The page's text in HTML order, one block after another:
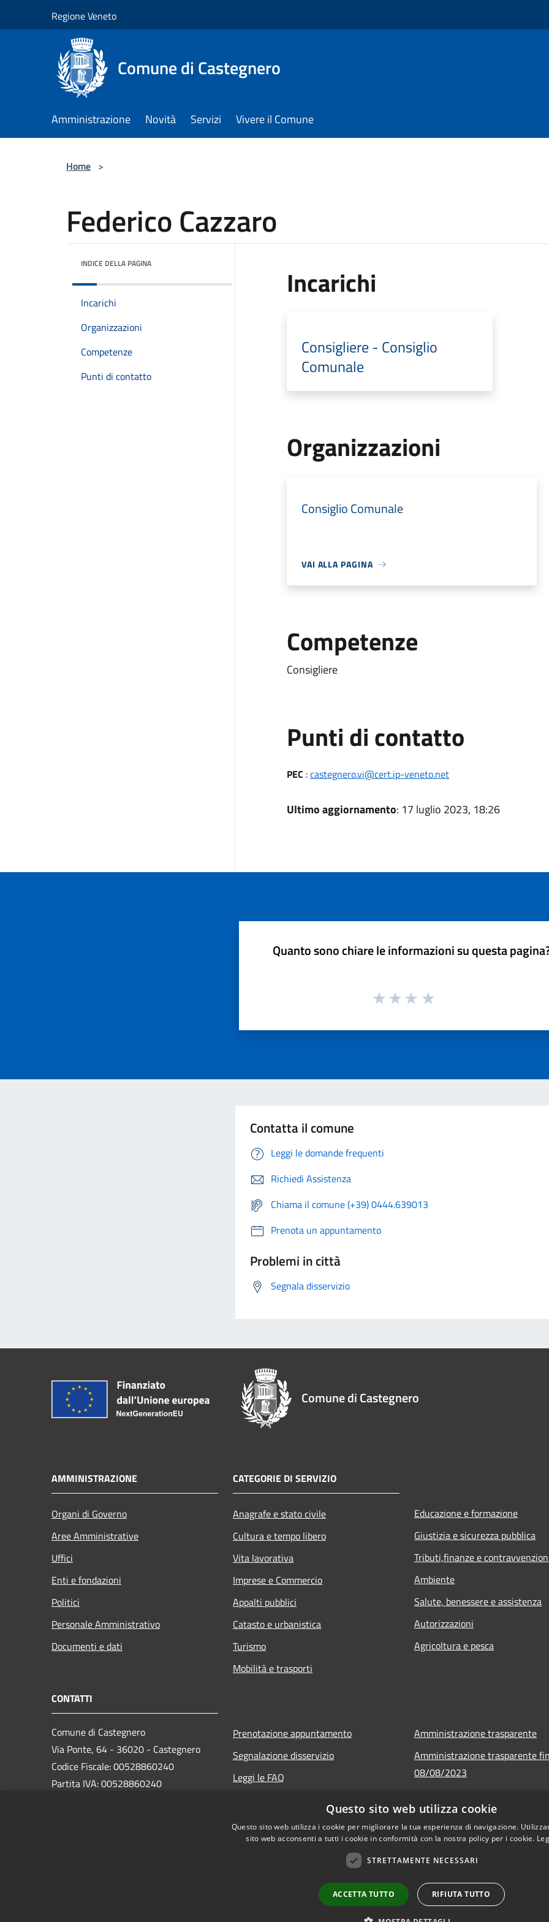
Regione Veneto
Comune di Castegnero
Amministrazione Novità Servizi Vivere il Comune
Home >
Federico Cazzaro
INDICE DELLA PAGINA
Incarichi
Organizzazioni
Competenze
Punti di contatto
Incarichi
Consigliere - Consiglio
Comunale
Organizzazioni
Consiglio Comunale
VAI ALLA PAGINA
Competenze
Consigliere
Punti di contatto
PEC :castegnero.vi@cert.ip-veneto.net
Ultimo aggiornamento: 17 luglio 2023, 18:26
Quanto sono chiare le informazioni su questa
Contatta il comune
Leggi le domande frequenti
Richiedi Assistenza
Chiama il comune (+39) 0444.639013
Prenota un appuntamento
Problemi in città
Segnala disservizio
Comune di Castegnero
AMMINISTRAZIONE
Organi di Governo
Aree Amministrative
Uffici
Enti e fondazioni
Politici
Personale Amministrativo
Documenti e dati
CATEGORIE DI SERVIZIO
Anagrafe e stato civile
Cultura e tempo libero
Vita lavorativa
Imprese e Commercio
Appalti pubblici
Catasto e urbanistica
Turismo
Mobilità e trasporti
Educazione e formazione
Giustizia e sicurezza pubblica
Tributi,finanze e
Ambiente
Salute, benessere e assistenza
Autorizzazioni
Agricoltura e pesca
CONTATTI
Comune di Castegnero
Via Ponte, 64 - 36020 - Castegnero
Codice Fiscale: 00528860240
Partita IVA: 00528860240
Prenotazione appuntamento
Segnalazione disservizio
Leggi le FAQ
Amministrazione trasparente
Amministrazione trasparente
08/08/2023
Note legali
Dichiarazione di accessibilità
Copyright © 2026 • Comune di
Questo sito web utilizza cookie
Questo sito web utilizza i cookie per migliorare la tua esperienza di navigazione.
sito web acconsenti a tutti i cookie in conformità con la nostra policy per i cookie.
STRETTAMENTE NECESSARI
ACCETTA TUTTO RIFIUTA TUTTO